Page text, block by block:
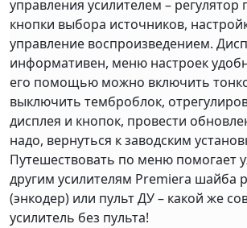
управления усилителем – регулятор
кнопки выбора источников,
управление воспроизведением.
информативен, меню настроек
его помощью можно включить
выключить темброблок,
дисплея и кнопок, провести
надо, вернуться к заводским
Путешествовать по меню помогает
другим усилителям Premiera шайба
(энкодер) или пульт ДУ – какой же
усилитель без пульта!